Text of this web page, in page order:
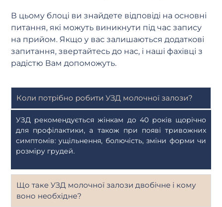
В цьому блоці ви знайдете відповіді на основні
питання, які можуть виникнути під час запису
на прийом. Якщо у вас залишаються додаткові
запитання, звертайтесь до нас, і наші фахівці з
радістю Вам допоможуть.
Коли потрібно робити УЗД молочної залози?
УЗД рекомендується жінкам до 40 років щорічно
для профілактики, а також при появі тривожних
симптомів: ущільнення, болючість, зміни форми чи
розміру грудей.
Що таке УЗД молочної залози двобічне і кому
воно необхідне?